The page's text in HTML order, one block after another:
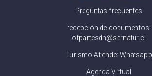
Preguntas frecuentes
recepción de documentos:
ofpartesdn@sernatur.cl
Turismo Atiende: Whatsapp
Agenda Virtual